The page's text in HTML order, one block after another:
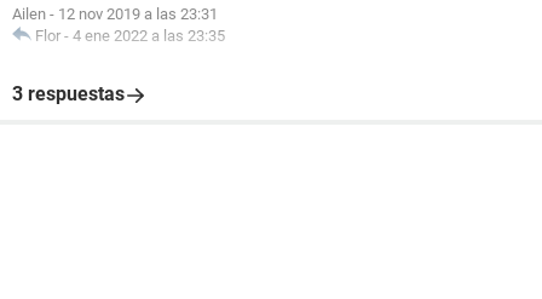
Ailen - 12 nov 2019 a las 23:31
Flor - 4 ene 2022 a las 23:35
3 respuestas